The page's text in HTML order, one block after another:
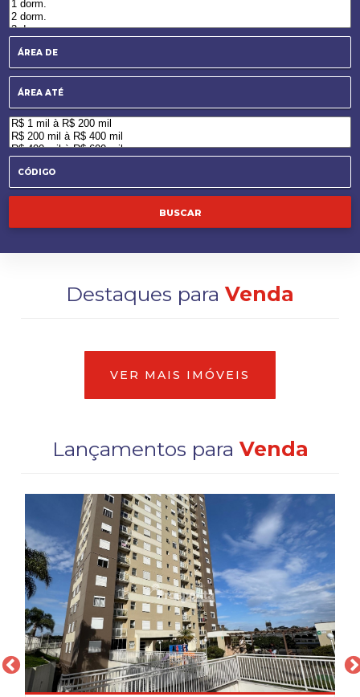
Destaques para Venda
VER MAIS IMÓVEIS
Lançamentos para Venda